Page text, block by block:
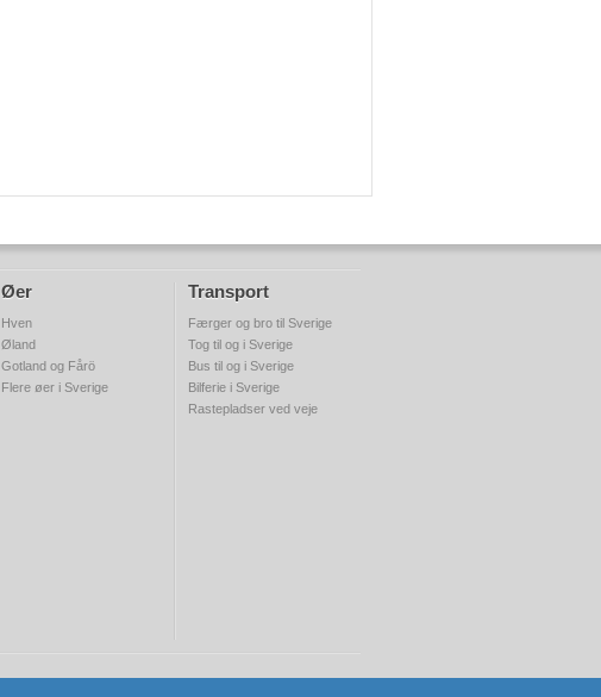
Øer
Hven
Øland
Gotland og Fårö
Flere øer i Sverige
Transport
Færger og bro til Sverige
Tog til og i Sverige
Bus til og i Sverige
Bilferie i Sverige
Rastepladser ved veje